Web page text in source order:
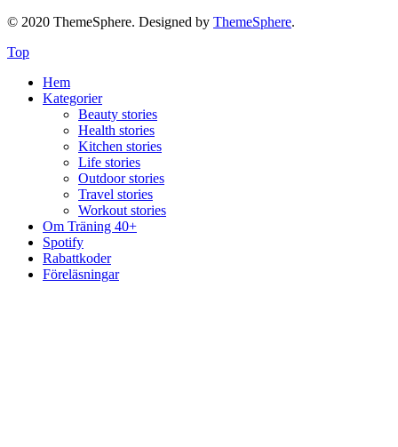
© 2020 ThemeSphere. Designed by ThemeSphere.
Top
Hem
Kategorier
Beauty stories
Health stories
Kitchen stories
Life stories
Outdoor stories
Travel stories
Workout stories
Om Träning 40+
Spotify
Rabattkoder
Föreläsningar